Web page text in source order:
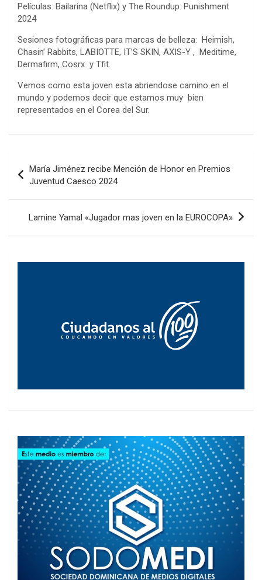
Películas: Bailarina (Netflix) y The Roundup: Punishment
2024
Sesiones fotográficas para marcas de belleza: Heimish,
Chasin’ Rabbits, LABIOTTE, IT’S SKIN, AXIS-Y , Meditime,
Dermafirm, Cosrx y Tfit.
Vemos como esta joven esta abriendose camino en el
mundo y podemos decir que estamos muy bien
representados en el Corea del Sur.
de
entradas
María Jiménez recibe Mención de Honor en Premios
Juventud Caesco 2024
Lamine Yamal «Jugador mas joven en la EUROCOPA»